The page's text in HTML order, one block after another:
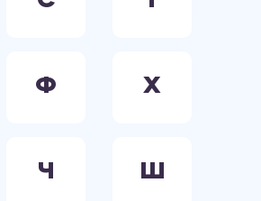
Ф Х
Ч Ш